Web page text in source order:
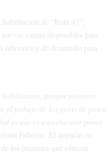
de “Ruta 43”,
camas disponibles para
laborales y de desarrollo para
porque nosotros
el trabajo de los guías de pesca
es que es espectacular poner
Fabrizio. El impacto es
los paquetes que ofrecen